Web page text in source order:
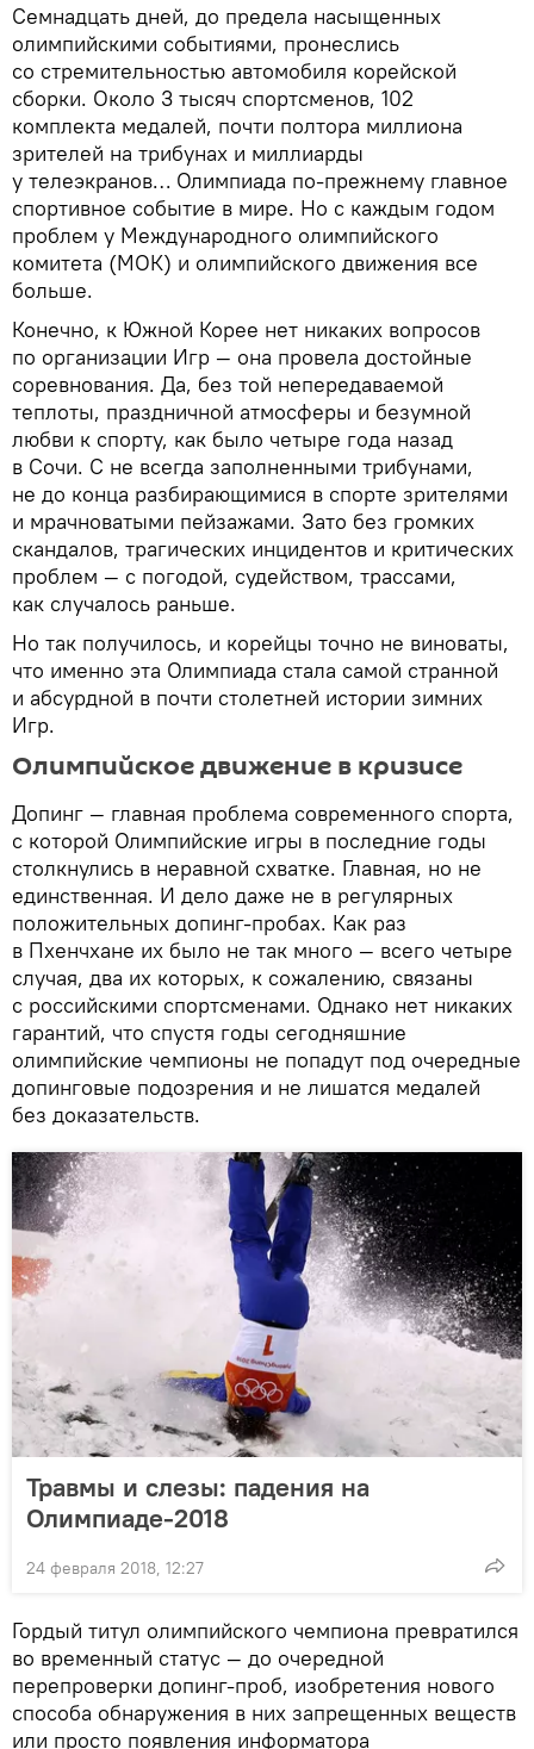
Семнадцать дней, до предела насыщенных
олимпийскими событиями, пронеслись
со стремительностью автомобиля корейской
сборки. Около 3 тысяч спортсменов, 102
комплекта медалей, почти полтора миллиона
зрителей на трибунах и миллиарды
у телеэкранов… Олимпиада по-прежнему главное
спортивное событие в мире. Но с каждым годом
проблем у Международного олимпийского
комитета (МОК) и олимпийского движения все
больше.
Конечно, к Южной Корее нет никаких вопросов
по организации Игр — она провела достойные
соревнования. Да, без той непередаваемой
теплоты, праздничной атмосферы и безумной
любви к спорту, как было четыре года назад
в Сочи. С не всегда заполненными трибунами,
не до конца разбирающимися в спорте зрителями
и мрачноватыми пейзажами. Зато без громких
скандалов, трагических инцидентов и критических
проблем — с погодой, судейством, трассами,
как случалось раньше.
Но так получилось, и корейцы точно не виноваты,
что именно эта Олимпиада стала самой странной
и абсурдной в почти столетней истории зимних
Игр.
Олимпийское движение в кризисе
Допинг — главная проблема современного спорта,
с которой Олимпийские игры в последние годы
столкнулись в неравной схватке. Главная, но не
единственная. И дело даже не в регулярных
положительных допинг-пробах. Как раз
в Пхенчхане их было не так много — всего четыре
случая, два их которых, к сожалению, связаны
с российскими спортсменами. Однако нет никаких
гарантий, что спустя годы сегодняшние
олимпийские чемпионы не попадут под очередные
допинговые подозрения и не лишатся медалей
без доказательств.
Травмы и слезы: падения на
Олимпиаде-2018
24 февраля 2018, 12:27
Гордый титул олимпийского чемпиона превратился
во временный статус — до очередной
перепроверки допинг-проб, изобретения нового
способа обнаружения в них запрещенных веществ
или просто появления информатора